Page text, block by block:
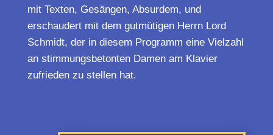
mit Texten, Gesängen, Absurdem, und
erschaudert mit dem gutmütigen Herrn Lord
Schmidt, der in diesem Programm eine Vielzahl
an stimmungsbetonten Damen am Klavier
zufrieden zu stellen hat.